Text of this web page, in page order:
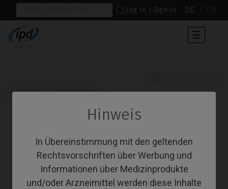
Hinweis
In Übereinstimmung mit den geltenden
Rechtsvorschriften über Werbung und
Informationen über Medizinprodukte
und/oder Arzneimittel werden diese Inhalte
Log In / Sign In DE
der
☰
Startseite Produkttyp
Multi-Unit Zubehör